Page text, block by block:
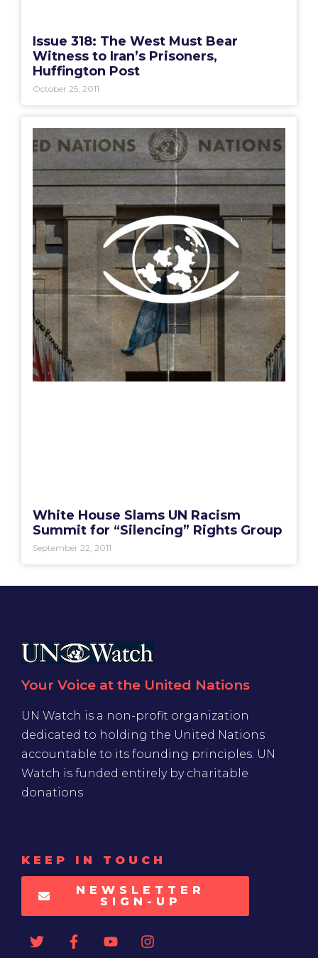
Issue 318: The West Must Bear
Witness to Iran’s Prisoners,
Huffington Post
October 25, 2011
White House Slams UN Racism
Summit for “Silencing” Rights Group
September 22, 2011
Your Voice at the United Nations
UN Watch is a non-profit organization
dedicated to holding the United Nations
accountable to its founding principles. UN
Watch is funded entirely by charitable
donations
KEEP IN TOUCH
NEWSLETTER
SIGN-UP